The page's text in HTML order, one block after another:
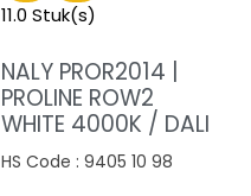
11.0 Stuk(s)
Nieuwe prijs
NALY PROR2014 |
PROLINE ROW2
WHITE 4000K / DALI
HS Code : 9405 10 98